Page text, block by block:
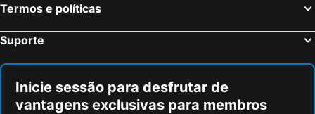
Osini, bed and breakfasts
Armungia, bed and breakfasts
Serri, bed and breakfasts
Escalaplano, bed and breakfasts
Termos e políticas
Suporte
Inicie sessão para desfrutar de
vantagens exclusivas para membros